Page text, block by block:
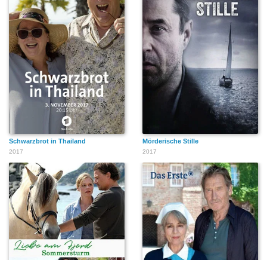
Schwarzbrot in Thailand
2017
Mörderische Stille
2017